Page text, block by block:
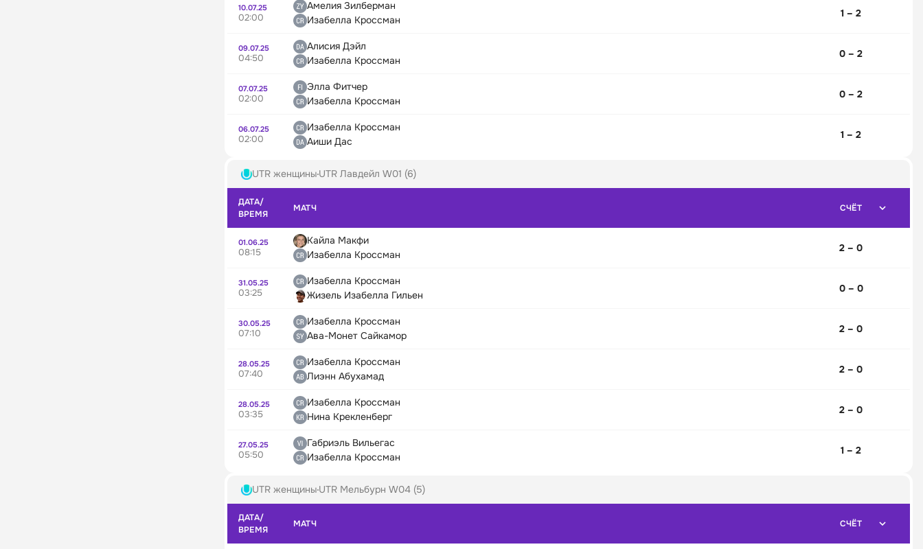
10.07.25
02:00
Амелия Зилберман
Изабелла Кроссман
1 – 2
09.07.25
04:50
Алисия Дэйл
Изабелла Кроссман
0 – 2
07.07.25
02:00
Элла Фитчер
Изабелла Кроссман
0 – 2
06.07.25
02:00
Изабелла Кроссман
Аиши Дас
1 – 2
UTR женщины UTR Лавдейл W01 (6)
ДАТА/
ВРЕМЯ
МАТЧ СЧЁТ
01.06.25
08:15
Кайла Макфи
Изабелла Кроссман
2 – 0
31.05.25
03:25
Изабелла Кроссман
Жизель Изабелла Гильен
0 – 0
30.05.25
07:10
Изабелла Кроссман
Ава-Монет Сайкамор
2 – 0
28.05.25
07:40
Изабелла Кроссман
Лиэнн Абухамад
2 – 0
28.05.25
03:35
Изабелла Кроссман
Нина Крекленберг
2 – 0
27.05.25
05:50
Габриэль Вильегас
Изабелла Кроссман
1 – 2
UTR женщины UTR Мельбурн W04 (5)
ДАТА/
ВРЕМЯ
МАТЧ СЧЁТ